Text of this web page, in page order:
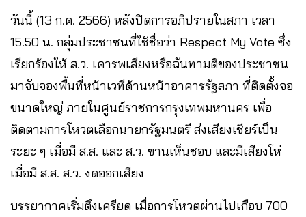
วันนี้ (13 ก.ค. 2566) หลังปิดการอภิปรายในสภา เวลา
15.50 น. กลุ่มประชาชนที่ใช้ชื่อว่า Respect My Vote ซึ่ง
เรียกร้องให้ ส.ว. เคารพเสียงหรือฉันทามติของประชาชน
มาจับจองพื้นที่หน้าเวทีด้านหน้าอาคารรัฐสภา ที่ติดตั้งจอ
ขนาดใหญ่ ภายในศูนย์ราชการกรุงเทพมหานคร เพื่อ
ติดตามการโหวตเลือกนายกรัฐมนตรี ส่งเสียงเชียร์เป็น
ระยะ ๆ เมื่อมี ส.ส. และ ส.ว. ขานเห็นชอบ และมีเสียงโห่
เมื่อมี ส.ส. ส.ว. งดออกเสียง
บรรยากาศเริ่มตึงเครียด เมื่อการโหวตผ่านไปเกือบ 700